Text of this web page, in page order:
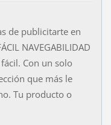
de publicitarte en
NAVEGABILIDAD
Con un solo
que más le
Tu producto o